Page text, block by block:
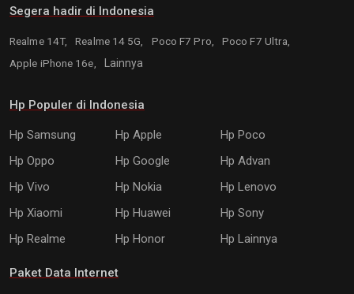
Segera hadir di Indonesia
Realme 14T, Realme 14 5G, Poco F7 Pro,
Poco F7 Ultra,
Apple iPhone 16e,
Lainnya
Hp Populer di Indonesia
Hp Samsung Hp Apple
Hp Poco
Hp Oppo
Hp Google
Hp Advan
Hp Vivo
Hp Nokia
Hp Lenovo
Hp Xiaomi
Hp Huawei
Hp Sony
Hp Realme
Hp Honor Hp Lainnya
Paket Data Internet